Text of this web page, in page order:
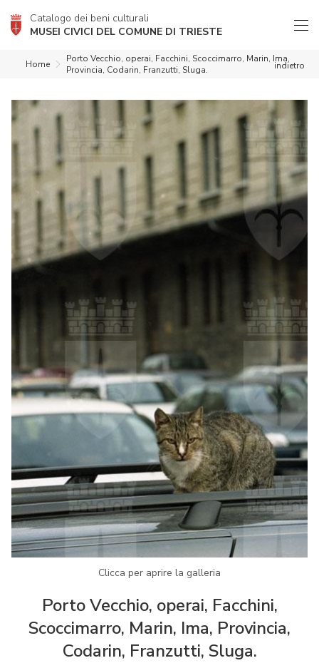
Catalogo dei beni culturali
MUSEI CIVICI DEL COMUNE DI TRIESTE
indietro
Home
Porto Vecchio, operai, Facchini, Scoccimarro, Marin, Ima,
Provincia, Codarin, Franzutti, Sluga.
Clicca per aprire la galleria
Porto Vecchio, operai, Facchini,
Scoccimarro, Marin, Ima, Provincia,
Codarin, Franzutti, Sluga.